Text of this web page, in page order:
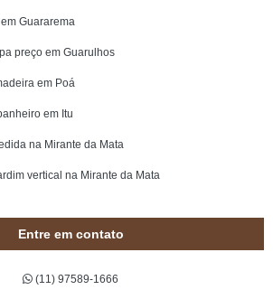
Guararema
preço em Guarulhos
em Poá
em Itu
na Mirante da Mata
vertical na Mirante da Mata
Entre em contato
(11) 97589-1666